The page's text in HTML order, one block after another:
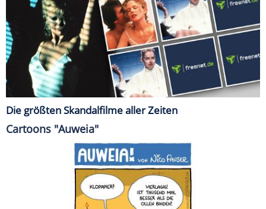
Die größten Skandalfilme aller Zeiten
Cartoons "Auweia"